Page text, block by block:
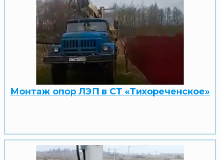
Монтаж опор ЛЭП в СТ «Тихореченское»